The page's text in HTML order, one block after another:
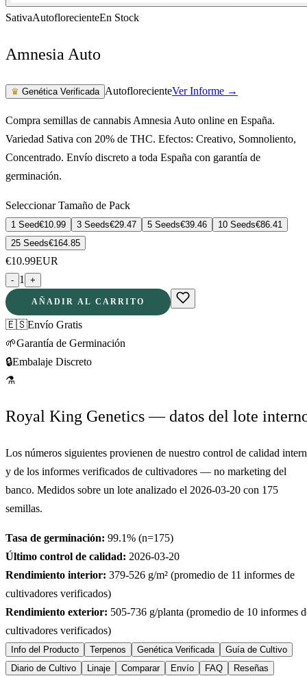
SativaAutoflorecienteEn Stock
Amnesia Auto
♛ Genética Verificada AutoflorecienteVer Informe →
Compra semillas de cannabis Amnesia Auto online en España.
Variedad Sativa con 20% de THC. Efectos: Creativo, Somnoliento,
Concentrado. Envío discreto a toda España con garantía de
germinación.
Seleccionar Tamaño de Pack
1 Seed€10.99 3 Seeds€29.47 5 Seeds€39.46 10 Seeds€86.41
25 Seeds€164.85
€10.99EUR
- 1 +
AÑADIR AL CARRITO
🇪🇸Envío Gratis
🌱Garantía de Germinación
🔒Embalaje Discreto
⚗
Royal King Genetics — datos del lote
Los números siguientes provienen de nuestro control de calidad
y de los informes verificados de cultivadores — no marketing del
banco. Medidos sobre un lote analizado el 2026-03-20 con 175
semillas.
Tasa de germinación: 99.1% (n=175)
Último control de calidad: 2026-03-20
Rendimiento interior: 379-526 g/m² (promedio de 11 informes de
cultivadores verificados)
Rendimiento exterior: 505-736 g/planta (promedio de 10 informes
cultivadores verificados)
Info del Producto Terpenos Genética Verificada
Guía de Cultivo
Diario de Cultivo
Linaje Comparar Envío FAQ Reseñas